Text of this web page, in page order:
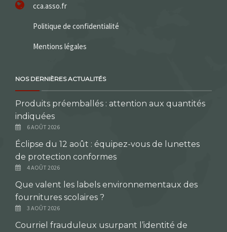
cca.asso.fr
Politique de confidentialité
Mentions légales
NOS DERNIÈRES ACTUALITÉS
Produits préemballés : attention aux quantités
indiquées
6 AOÛT 2026
Éclipse du 12 août : équipez-vous de lunettes
de protection conformes
4 AOÛT 2026
Que valent les labels environnementaux des
fournitures scolaires ?
3 AOÛT 2026
Courriel frauduleux usurpant l’identité de